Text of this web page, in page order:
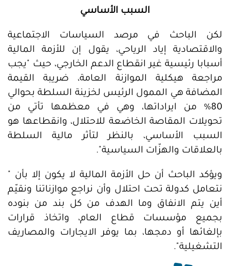
السبب الأساسي
لكن الباحث في مرصد السياسات الاجتماعية
والاقتصادية إياد الرياحي، يقول إن للأزمة المالية
أسبابا رئيسية غير انقطاع الدعم الخارجي، حيث "يجب
مراجعة هيكلية الموازنة العامة، ضريبة القيمة
المضافة هي الممول الرئيس لخزينة السلطة بحوالي
80% من ايراداتها، وهي في معظمها تأتي من
تحويلات المقاصة الخاضعة للاحتلال، وانقطاعها هو
السبب الأساسي، بالنظر لتأثر مالية السلطة
بالعلاقات والهزّات السياسية".
ويؤكد الباحث أن حل الأزمة المالية لا يكون إلا بأن "
نتعامل كدولة تحت احتلال وأن نراجع موازناتنا ونقيّم
أين يتم الانفاق وما الهدف من كل بند من بنوده
بجميع مؤسسات قطاع العام، واتخاذ قرارات
بإلغائها أو دمجها، بما يوفر الايجارات والمصاريف
التشغيلية".